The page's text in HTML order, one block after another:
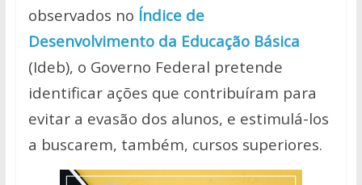
observados no Índice de
Desenvolvimento da Educação Básica
(Ideb), o Governo Federal pretende
identificar ações que contribuíram para
evitar a evasão dos alunos, e estimulá-los
a buscarem, também, cursos superiores.